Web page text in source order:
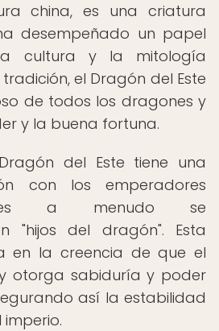
china, es una criatura
desempeñado un papel
cultura y la mitología
el Dragón del Este
de todos los dragones y
y la buena fortuna.
del Este tiene una
con los emperadores
a menudo se
"hijos del dragón". Esta
en la creencia de que el
otorga sabiduría y poder
así la estabilidad